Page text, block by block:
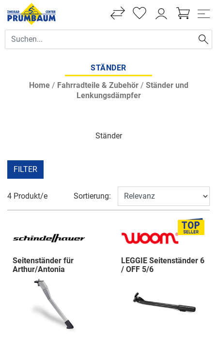
STÄNDER
Home/ Fahrradteile & Zubehör/ Ständer und
Lenkungsdämpfer
Ständer
FILTER
4 Produkt/e Sortierung:
Seitenständer für
Arthur/Antonia
LEGGIE Seitenständer 6
/ OFF 5/6